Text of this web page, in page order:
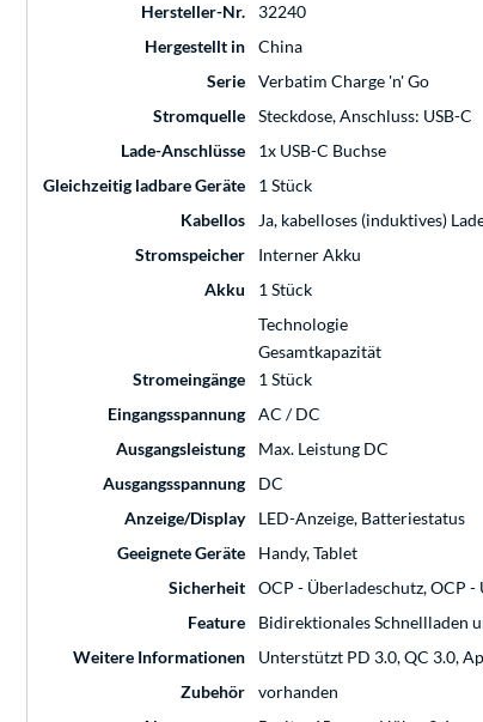
Hersteller-Nr.
32240
Hergestellt in
China
Serie
Verbatim Charge 'n' Go
Stromquelle
Steckdose, Anschluss: USB-C
Lade-Anschlüsse
1x USB-C Buchse
Gleichzeitig ladbare Geräte
1 Stück
Kabellos
Ja, kabelloses (induktives)
Stromspeicher
Interner Akku
Akku
1 Stück
Technologie
Gesamtkapazität
Stromeingänge
1 Stück
Eingangsspannung
AC / DC
Ausgangsleistung
Max. Leistung DC
Ausgangsspannung
DC
Anzeige/Display
LED-Anzeige, Batteriestatus
Geeignete Geräte
Handy, Tablet
Sicherheit
OCP - Überladeschutz, OCP
Feature
Bidirektionales Schnellladen
Weitere Informationen
Unterstützt PD 3.0, QC 3.0,
Zubehör
vorhanden